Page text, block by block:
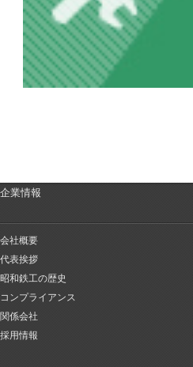
企業情報
会社概要
代表挨拶
昭和鉄工の歴史
コンプライアンス
関係会社
採用情報